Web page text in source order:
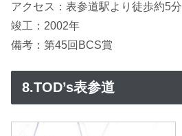
アクセス：表参道駅より徒歩約5分
竣工：2002年
備考：第45回BCS賞
8.TOD’s表参道